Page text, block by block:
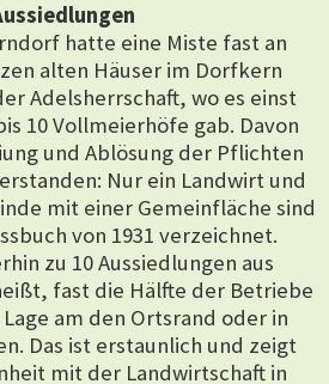
hatte eine Miste fast an
alten Häuser im Dorfkern
Adelsherrschaft, wo es einst
10 Vollmeierhöfe gab. Davon
und Ablösung der Pflichten
Nur ein Landwirt und
mit einer Gemeinfläche sind
von 1931 verzeichnet.
zu 10 Aussiedlungen aus
fast die Hälfte der Betriebe
am den Ortsrand oder in
Das ist erstaunlich und zeigt
mit der Landwirtschaft in